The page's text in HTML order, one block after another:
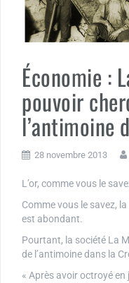
Économie :
pouvoir
l’antimoine
28 novembre 2013
L’or, comme vous le
Comme vous le savez,
est abondant.
Pourtant, la société La
de l’antimoine dans la
« Après avoir octroyé